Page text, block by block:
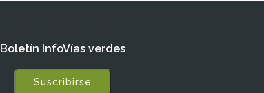
Boletín InfoVías verdes
Suscribirse